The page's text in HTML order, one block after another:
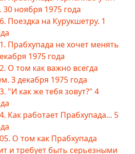
30 ноября 1975 года
Поездка на Курукшетру. 1
Прабхупада не хочет менять
1975 года
О том как важно всегда
3 декабря 1975 года
"И как же тебя зовут?" 4
Как работает Прабхупада... 5
О том как Прабхупада
и требует быть серьезными